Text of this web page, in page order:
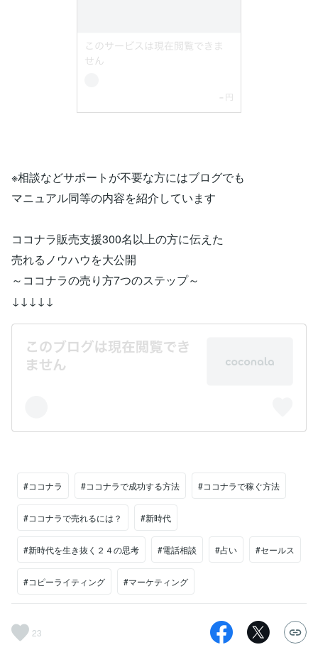
※相談などサポートが不要な方にはブログでも
マニュアル同等の内容を紹介しています
ココナラ販売支援300名以上の方に伝えた
売れるノウハウを大公開
～ココナラの売り方7つのステップ～
↓↓↓↓↓
#ココナラ #ココナラで成功する方法 #ココナラで稼ぐ方法
#ココナラで売れるには？ #新時代
#新時代を生き抜く２４の思考 #電話相談 #占い #セールス
#コピーライティング #マーケティング
23